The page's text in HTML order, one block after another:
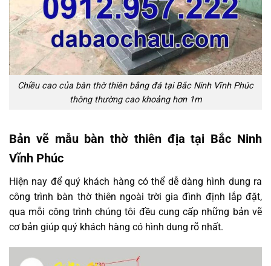
Chiều cao của bàn thờ thiên bằng đá tại Bắc Ninh Vĩnh Phúc
thông thường cao khoảng hơn 1m
Bản vẽ mẫu bàn thờ thiên địa tại Bắc Ninh
Vĩnh Phúc
Hiện nay để quý khách hàng có thể dễ dàng hình dung ra
công trình bàn thờ thiên ngoài trời gia đình định lắp đặt,
qua mỗi công trình chúng tôi đều cung cấp những bản vẽ
cơ bản giúp quý khách hàng có hình dung rõ nhất.